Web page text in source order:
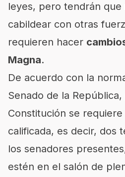
leyes, pero tendrán que
cabildear con otras
requieren hacer
Magna.
De acuerdo con la
Senado de la
Constitución se
calificada, es decir, dos
los senadores
estén en el salón de